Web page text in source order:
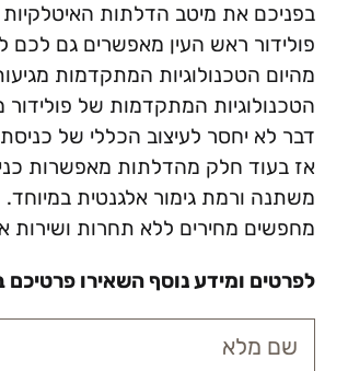
בפניכם את מיטב הדלתות האיטלקיות
פולידור ראש העין מאפשרים גם לכם
מהיום הטכנולוגיות המתקדמות
הטכנולוגיות המתקדמות של
דבר לא יחסר לעיצוב הכללי של
אז בעוד חלק מהדלתות מאפשרות
משתנה ורמת גימור אלגנטית במיוחד.
מחפשים מחירים ללא תחרות ושירות
לפרטים ומידע נוסף השאירו